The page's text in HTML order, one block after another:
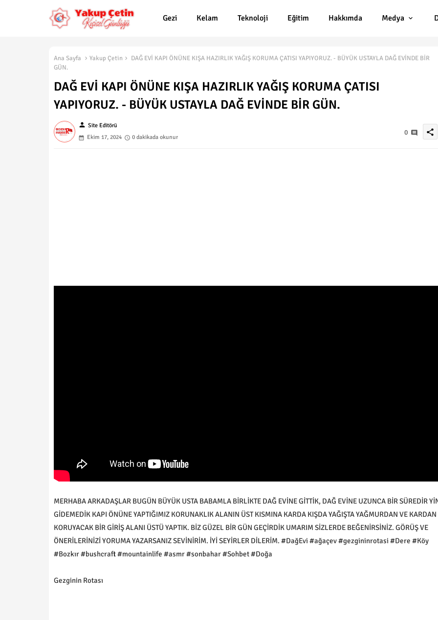
Gezi Kelam Teknoloji Eğitim Hakkımda Medya
Ana Sayfa Yakup Çetin
DAĞ EVİ KAPI ÖNÜNE KIŞA HAZIRLIK YAĞIŞ KORUMA ÇATISI YAPIYORUZ. - BÜYÜK USTAYLA DAĞ EVİNDE BİR
GÜN.
DAĞ EVİ KAPI ÖNÜNE KIŞA HAZIRLIK YAĞIŞ KORUMA ÇATISI
YAPIYORUZ. - BÜYÜK USTAYLA DAĞ EVİNDE BİR GÜN.
person Site Editörü
Ekim 17, 2024
0 dakikada okunur
0 share
MERHABA ARKADAŞLAR BUGÜN BÜYÜK USTA BABAMLA BİRLİKTE DAĞ EVİNE GİTTİK, DAĞ EVİNE UZUNCA BİR SÜREDİR
GİDEMEDİK KAPI ÖNÜNE YAPTIĞIMIZ KORUNAKLIK ALANIN ÜST KISMINA KARDA KIŞDA YAĞIŞTA YAĞMURDAN VE KARDAN
KORUYACAK BİR GİRİŞ ALANI ÜSTÜ YAPTIK. BİZ GÜZEL BİR GÜN GEÇİRDİK UMARIM SİZLERDE BEĞENİRSİNİZ. GÖRÜŞ VE
ÖNERİLERİNİZİ YORUMA YAZARSANIZ SEVİNİRİM. İYİ SEYİRLER DİLERİM. #DağEvi #ağaçev #gezgininrotasi #Dere #Köy
#Bozkır #bushcraft #mountainlife #asmr #sonbahar #Sohbet #Doğa
Gezginin Rotası